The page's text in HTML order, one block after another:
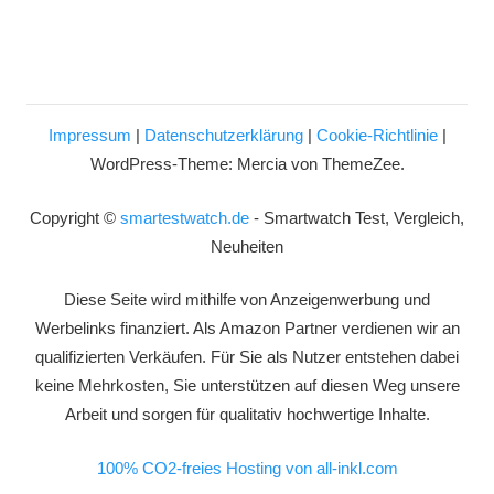
Impressum | Datenschutzerklärung| Cookie-Richtlinie|
WordPress-Theme: Mercia von ThemeZee.
Copyright © smartestwatch.de - Smartwatch Test, Vergleich,
Neuheiten
Diese Seite wird mithilfe von Anzeigenwerbung und
Werbelinks finanziert. Als Amazon Partner verdienen wir an
qualifizierten Verkäufen. Für Sie als Nutzer entstehen dabei
keine Mehrkosten, Sie unterstützen auf diesen Weg unsere
Arbeit und sorgen für qualitativ hochwertige Inhalte.
100% CO2-freies Hosting von all-inkl.com